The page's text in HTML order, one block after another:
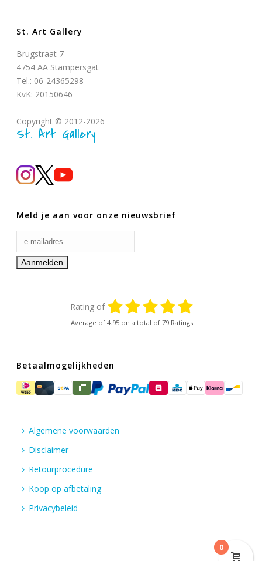
St. Art Gallery
Brugstraat 7
4754 AA Stampersgat
Tel.: 06-24365298
KvK: 20150646
Copyright © 2012-2026
St. Art Gallery
Meld je aan voor onze nieuwsbrief
Rating of
Average of 4.95 on a total of 79 Ratings
Betaalmogelijkheden
Algemene voorwaarden
Disclaimer
Retourprocedure
Koop op afbetaling
Privacybeleid
0